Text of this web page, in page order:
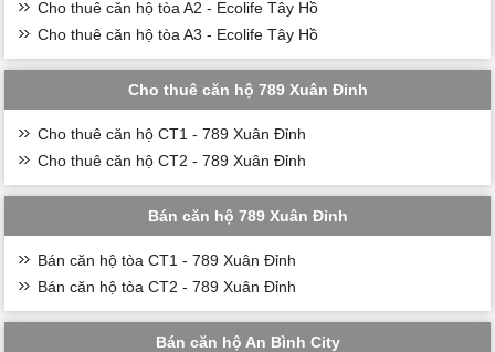
Cho thuê căn hộ tòa A2 - Ecolife Tây Hồ
Cho thuê căn hộ tòa A3 - Ecolife Tây Hồ
Cho thuê căn hộ 789 Xuân Đỉnh
Cho thuê căn hộ CT1 - 789 Xuân Đỉnh
Cho thuê căn hộ CT2 - 789 Xuân Đỉnh
Bán căn hộ 789 Xuân Đỉnh
Bán căn hộ tòa CT1 - 789 Xuân Đỉnh
Bán căn hộ tòa CT2 - 789 Xuân Đỉnh
Bán căn hộ An Bình City